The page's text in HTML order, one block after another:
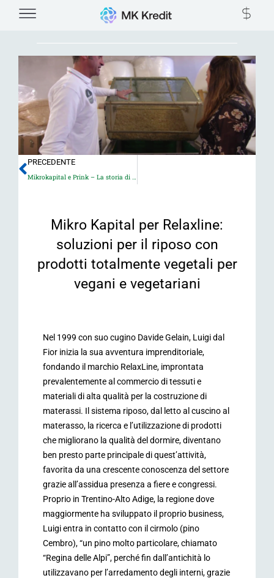
Precedente
PRECEDENTE
Mikrokapital e Prink – La storia di Pietro Nugnes
Mikro Kapital per Relaxline:
soluzioni per il riposo con
prodotti totalmente vegetali per
vegani e vegetariani
Nel 1999 con suo cugino Davide Gelain, Luigi dal
Fior inizia la sua avventura imprenditoriale,
fondando il marchio RelaxLine, improntata
prevalentemente al commercio di tessuti e
materiali di alta qualità per la costruzione di
materassi. Il sistema riposo, dal letto al cuscino al
materasso, la ricerca e l’utilizzazione di prodotti
che migliorano la qualità del dormire, diventano
ben presto parte principale di quest’attività,
favorita da una crescente conoscenza del settore
grazie all’assidua presenza a fiere e congressi.
Proprio in Trentino-Alto Adige, la regione dove
maggiormente ha sviluppato il proprio business,
Luigi entra in contatto con il cirmolo (pino
Cembro), “un pino molto particolare, chiamato
“Regina delle Alpi”, perché fin dall’antichità lo
utilizzavano per l’arredamento degli interni, grazie